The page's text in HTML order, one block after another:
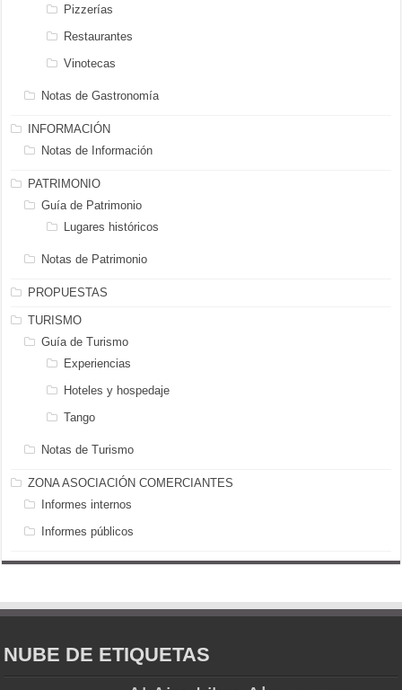
Pizzerías
Restaurantes
Vinotecas
Notas de Gastronomía
INFORMACIÓN
Notas de Información
PATRIMONIO
Guía de Patrimonio
Lugares históricos
Notas de Patrimonio
PROPUESTAS
TURISMO
Guía de Turismo
Experiencias
Hoteles y hospedaje
Tango
Notas de Turismo
ZONA ASOCIACIÓN COMERCIANTES
Informes internos
Informes públicos
NUBE DE ETIQUETAS